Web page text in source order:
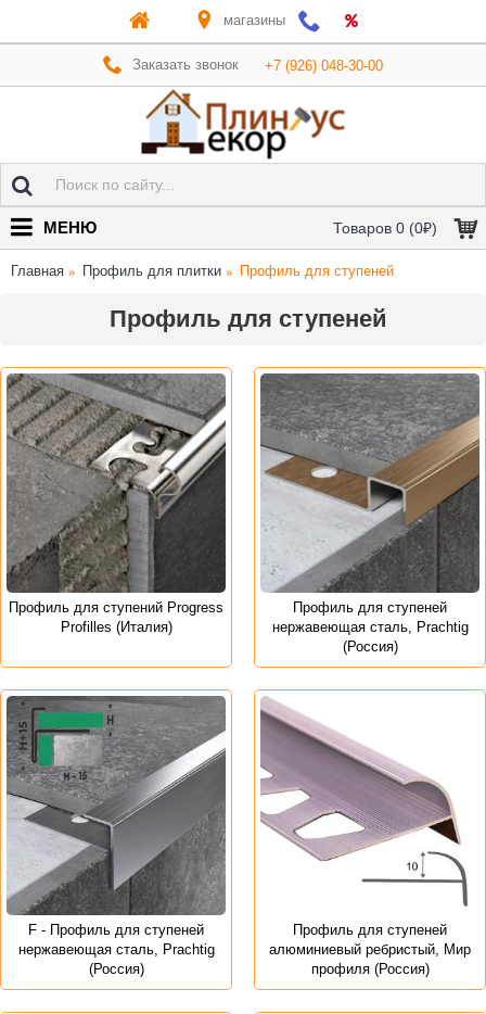
магазины
Заказать звонок +7 (926) 048-30-00
Товаров 0 (0₽)
МЕНЮ
Главная Профиль для плитки Профиль для ступеней
Профиль для ступеней
Профиль для ступений Progress
Profilles (Италия)
Профиль для ступеней
нержавеющая сталь, Prachtig
(Россия)
F - Профиль для ступеней
нержавеющая сталь, Prachtig
(Россия)
Профиль для ступеней
алюминиевый ребристый, Мир
профиля (Россия)